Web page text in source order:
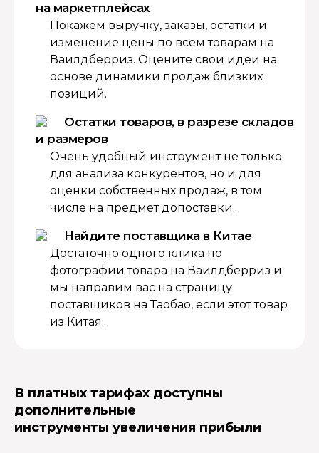
на маркетплейсах
Покажем выручку, заказы, остатки и
изменение цены по всем товарам на
Ваилдберриз. Оцените свои идеи на
основе динамики продаж близких
позиций.
Остатки товаров, в разрезе складов
и размеров
Очень удобный инструмент не только
для анализа конкурентов, но и для
оценки собственных продаж, в том
числе на предмет допоставки.
Найдите поставщика в Китае
Достаточно одного клика по
фотографии товара на Ваилдберриз и
мы направим вас на страницу
поставщиков на Таобао, если этот товар
из Китая.
В платных тарифах доступны
дополнительные
инструменты увеличения прибыли